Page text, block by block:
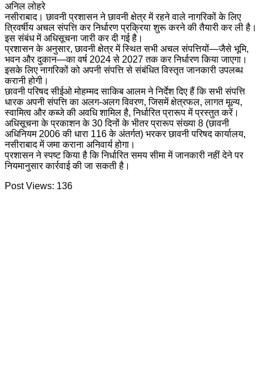
अनिल लोहरे
नसीराबाद। छावनी प्रशासन ने छावनी क्षेत्र में रहने वाले नागरिकों के लिए
त्रिवर्षीय अचल संपत्ति कर निर्धारण प्रक्रिया शुरू करने की तैयारी कर ली है।
इस संबंध में अधिसूचना जारी कर दी गई है।
प्रशासन के अनुसार, छावनी क्षेत्र में स्थित सभी अचल संपत्तियों—जैसे भूमि,
भवन और दुकान—का वर्ष 2024 से 2027 तक कर निर्धारण किया जाएगा।
इसके लिए नागरिकों को अपनी संपत्ति से संबंधित विस्तृत जानकारी उपलब्ध
करानी होगी।
छावनी परिषद सीईओ मोहम्मद साकिब आलम ने निर्देश दिए हैं कि सभी संपत्ति
धारक अपनी संपत्ति का अलग-अलग विवरण, जिसमें क्षेत्रफल, लागत मूल्य,
स्वामित्व और कब्जे की अवधि शामिल है, निर्धारित प्रारूप में प्रस्तुत करें।
अधिसूचना के प्रकाशन के 30 दिनों के भीतर प्रारूप संख्या 8 (छावनी
अधिनियम 2006 की धारा 116 के अंतर्गत) भरकर छावनी परिषद कार्यालय,
नसीराबाद में जमा कराना अनिवार्य होगा।
प्रशासन ने स्पष्ट किया है कि निर्धारित समय सीमा में जानकारी नहीं देने पर
नियमानुसार कार्रवाई की जा सकती है।
Post Views: 136